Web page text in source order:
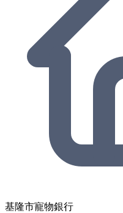
基隆市寵物銀行